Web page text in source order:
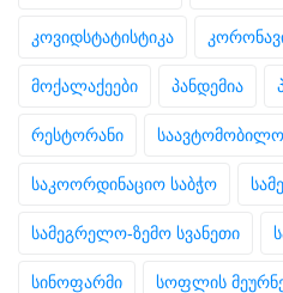
კოვიდსტატისტიკა
მოქალაქეები პანდემია
რესტორანი საავტომობილო
საკოორდინაციო საბჭო
სამეგრელო-ზემო სვანეთი
სინოფარმი სოფლის